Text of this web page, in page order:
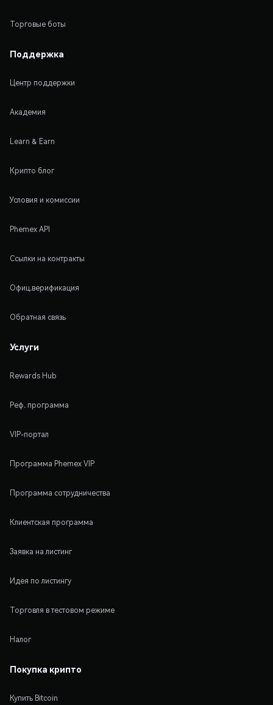
Торговые боты
Поддержка
Центр поддержки
Академия
Learn & Earn
Крипто блог
Условия и комиссии
Phemex API
Ссылки на контракты
Офиц.верификация
Обратная связь
Услуги
Rewards Hub
Реф. программа
VIP-портал
Программа Phemex VIP
Программа сотрудничества
Клиентская программа
Заявка на листинг
Идея по листингу
Торговля в тестовом режиме
Налог
Покупка крипто
Купить Bitcoin